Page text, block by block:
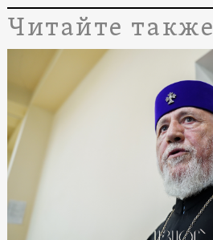
Читайте также